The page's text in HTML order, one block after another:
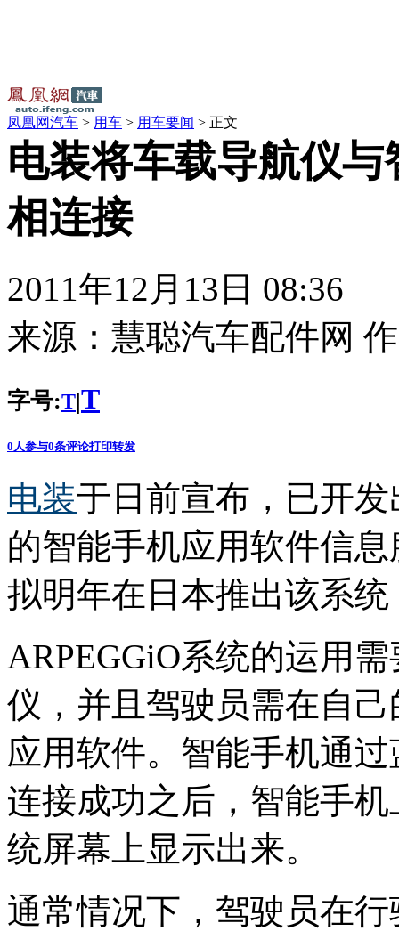
凤凰网汽车 > 用车 > 用车要闻 > 正文
电装将车载导航仪与
相连接
2011年12月13日 08:36
来源： 慧聪汽车配件网
字号:T|T
0 人参与0条评论打印转发
电装于日前宣布，已开
的智能手机应用软件信息
拟明年在日本推出该系
ARPEGGiO系统的运用
仪，并且驾驶员需在自
应用软件。智能手机通
连接成功之后，智能手
统屏幕上显示出来。
通常情况下，驾驶员在